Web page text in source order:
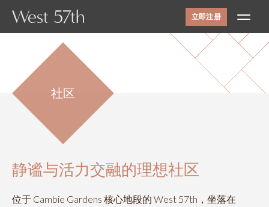
立即注册
配套设施
室内空间
平面图
#1305 - 7418保尔森街，
社区
静谧与活力交融的理想社区
位于 Cambie Gardens 核心地段的 West 57th，坐落在